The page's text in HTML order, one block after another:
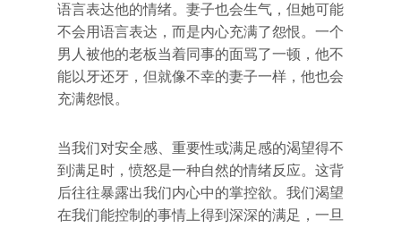
语言表达他的情绪。妻子也会生气，但她可能
不会用语言表达，而是内心充满了怨恨。一个
男人被他的老板当着同事的面骂了一顿，他不
能以牙还牙，但就像不幸的妻子一样，他也会
充满怨恨。
当我们对安全感、重要性或满足感的渴望得不
到满足时，愤怒是一种自然的情绪反应。这背
后往往暴露出我们内心中的掌控欲。我们渴望
在我们能控制的事情上得到深深的满足，一旦